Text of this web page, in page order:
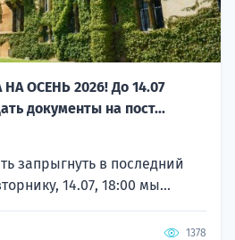
ОСЕНЬ 2026! До 14.07
документы на пост...
запрыгнуть в последний
14.07, 18:00 мы...
1378